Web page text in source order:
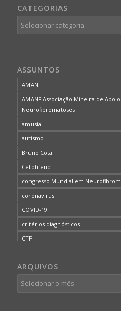
CATEGORIAS
Categorias
ASSUNTOS
AMANF
AMANF Associação Mineira de
Neurofibromatoses
amusia
autismo
Bruno Cota
Cetotifeno
congresso Mundial em
coronavirus
COVID-19
critérios diagnósticos
CTF
desordem do processamento
diagnóstico
dificuldades cognitivas
ARQUIVOS